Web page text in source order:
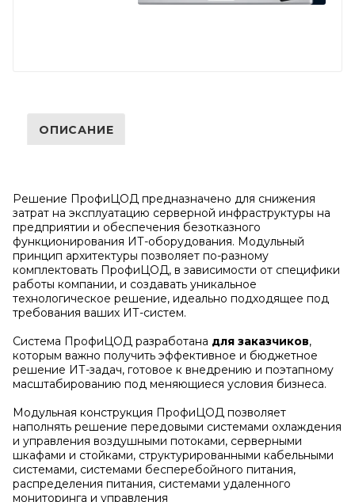
ОПИСАНИЕ
Решение ПрофиЦОД предназначено для снижения
затрат на эксплуатацию серверной инфраструктуры на
предприятии и обеспечения безотказного
функционирования ИТ-оборудования. Модульный
принцип архитектуры позволяет по-разному
комплектовать ПрофиЦОД, в зависимости от специфики
работы компании, и создавать уникальное
технологическое решение, идеально подходящее под
требования ваших ИТ-систем.
Система ПрофиЦОД разработана для заказчиков,
которым важно получить эффективное и бюджетное
решение ИТ-задач, готовое к внедрению и поэтапному
масштабированию под меняющиеся условия бизнеса.
Модульная конструкция ПрофиЦОД позволяет
наполнять решение передовыми системами охлаждения
и управления воздушными потоками, серверными
шкафами и стойками, структурированными кабельными
системами, системами бесперебойного питания,
распределения питания, системами удаленного
мониторинга и управления